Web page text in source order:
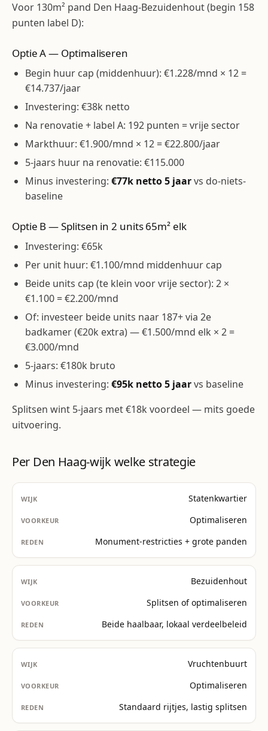
Voor 130m² pand Den Haag-Bezuidenhout (begin 158
punten label D):
Optie A — Optimaliseren
Begin huur cap (middenhuur): €1.228/mnd × 12 =
€14.737/jaar
Investering: €38k netto
Na renovatie + label A: 192 punten = vrije sector
Markthuur: €1.900/mnd × 12 = €22.800/jaar
5-jaars huur na renovatie: €115.000
Minus investering: €77k netto 5 jaarvs do-niets-
baseline
Optie B — Splitsen in 2 units 65m² elk
Investering: €65k
Per unit huur: €1.100/mnd middenhuur cap
Beide units cap (te klein voor vrije sector): 2 ×
€1.100 = €2.200/mnd
Of: investeer beide units naar 187+ via 2e
badkamer (€20k extra) — €1.500/mnd elk × 2 =
€3.000/mnd
5-jaars: €180k bruto
Minus investering: €95k netto 5 jaarvs baseline
Splitsen wint 5-jaars met €18k voordeel — mits goede
uitvoering.
Per Den Haag-wijk welke strategie
Statenkwartier
Optimaliseren
Monument-restricties + grote panden
Bezuidenhout
Splitsen of optimaliseren
Beide haalbaar, lokaal verdeelbeleid
Vruchtenbuurt
Optimaliseren
Standaard rijtjes, lastig splitsen